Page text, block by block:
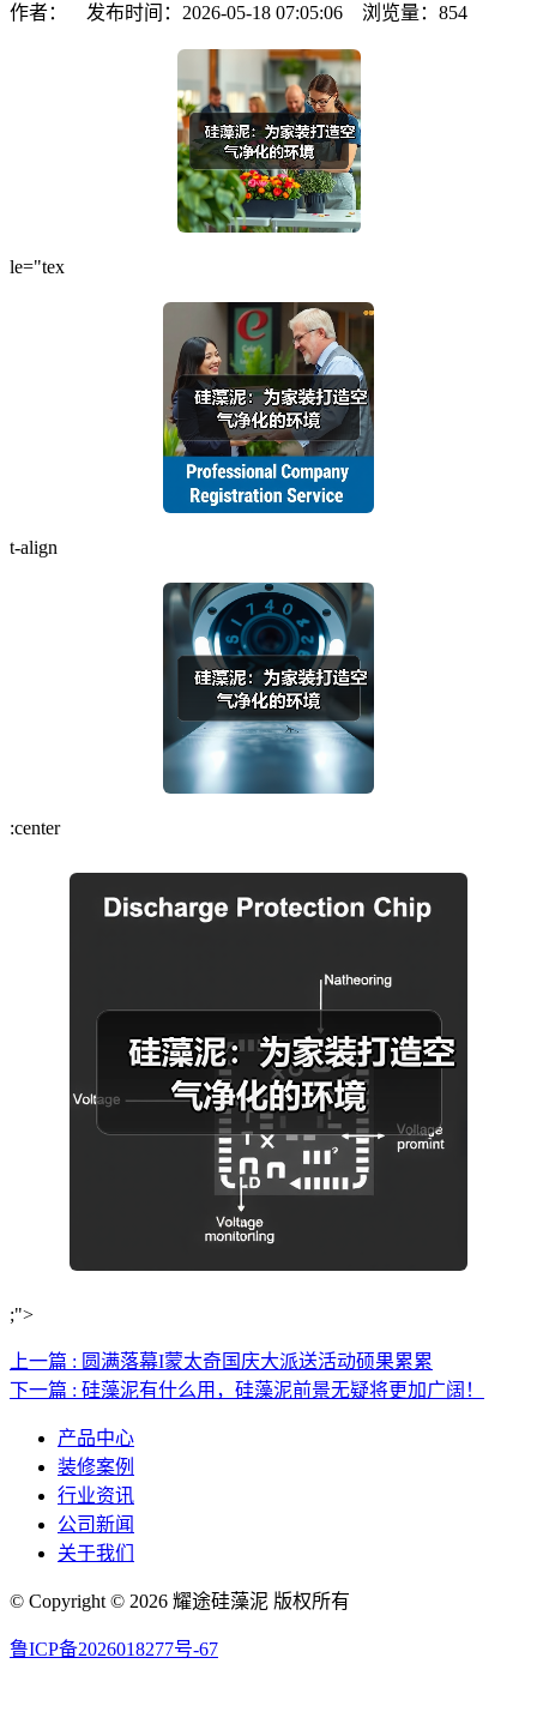
作者： 发布时间：2026-05-18 07:05:06 浏览量： 854
le="tex
t-align
:center
;">
上一篇 : 圆满落幕I蒙太奇国庆大派送活动硕果累累
下一篇 : 硅藻泥有什么用，硅藻泥前景无疑将更加广阔！
产品中心
装修案例
行业资讯
公司新闻
关于我们
© Copyright © 2026 耀途硅藻泥 版权所有
鲁ICP备2026018277号-67